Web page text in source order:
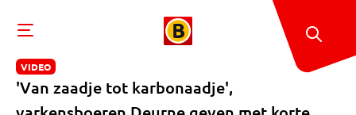
VIDEO
'Van zaadje tot karbonaadje',